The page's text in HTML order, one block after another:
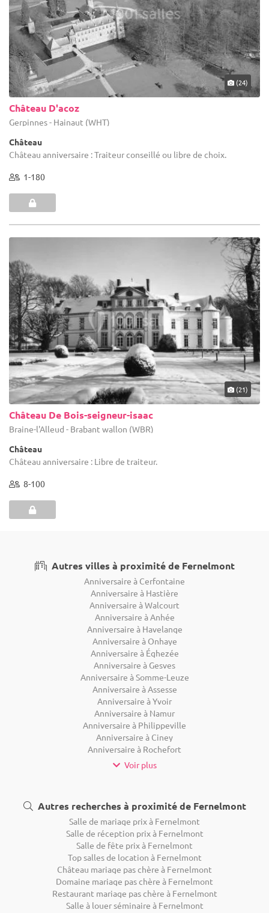
(24)
Château D'acoz
Gerpinnes - Hainaut (WHT)
Château
Château anniversaire : Traiteur conseillé ou libre de choix.
1-180
(21)
Château De Bois-seigneur-isaac
Braine-l'Alleud - Brabant wallon (WBR)
Château
Château anniversaire : Libre de traiteur.
8-100
Autres villes à proximité de Fernelmont
Anniversaire à Cerfontaine
Anniversaire à Hastière
Anniversaire à Walcourt
Anniversaire à Anhée
Anniversaire à Havelange
Anniversaire à Onhaye
Anniversaire à Éghezée
Anniversaire à Gesves
Anniversaire à Somme-Leuze
Anniversaire à Assesse
Anniversaire à Yvoir
Anniversaire à Namur
Anniversaire à Philippeville
Anniversaire à Ciney
Anniversaire à Rochefort
Voir plus
Autres recherches à proximité de Fernelmont
Salle de mariage prix à Fernelmont
Salle de réception prix à Fernelmont
Salle de fête prix à Fernelmont
Top salles de location à Fernelmont
Château mariage pas chère à Fernelmont
Domaine mariage pas chère à Fernelmont
Restaurant mariage pas chère à Fernelmont
Salle à louer séminaire à Fernelmont